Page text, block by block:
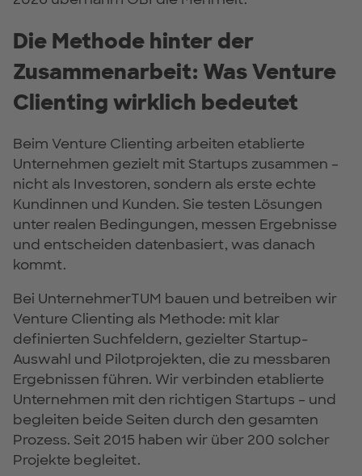
Die Methode hinter der
Zusammenarbeit: Was Venture
Clienting wirklich bedeutet
Beim Venture Clienting arbeiten etablierte
Unternehmen gezielt mit Startups zusammen –
nicht als Investoren, sondern als erste echte
Kundinnen und Kunden. Sie testen Lösungen
unter realen Bedingungen, messen Ergebnisse
und entscheiden datenbasiert, was danach
kommt.
Bei UnternehmerTUM bauen und betreiben wir
Venture Clienting als Methode: mit klar
definierten Suchfeldern, gezielter Startup-
Auswahl und Pilotprojekten, die zu messbaren
Ergebnissen führen. Wir verbinden etablierte
Unternehmen mit den richtigen Startups – und
begleiten beide Seiten durch den gesamten
Prozess. Seit 2015 haben wir über 200 solcher
Projekte begleitet.